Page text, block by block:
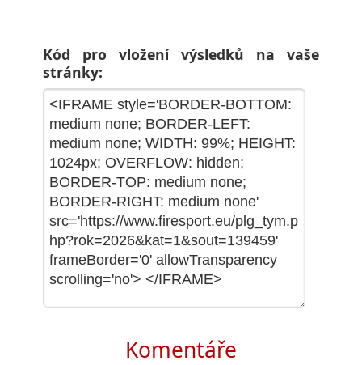
Kód pro vložení výsledků na vaše
stránky:
Komentáře